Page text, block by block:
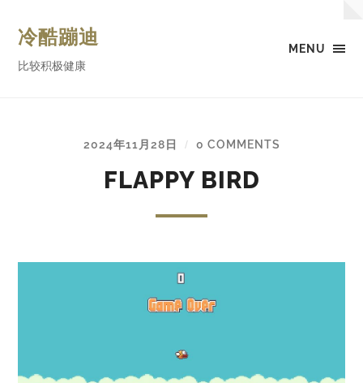
MENU
冷酷蹦迪
比较积极健康
2024年11月28日 / 0 COMMENTS
FLAPPY BIRD